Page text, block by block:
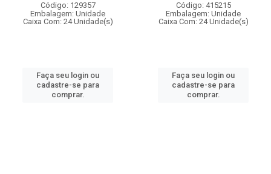
Código: 129357
Embalagem: Unidade
Caixa Com: 24 Unidade(s)
Faça seu login ou
cadastre-se para
comprar.
Código: 415215
Embalagem: Unidade
Caixa Com: 24 Unidade(s)
Faça seu login ou
cadastre-se para
comprar.